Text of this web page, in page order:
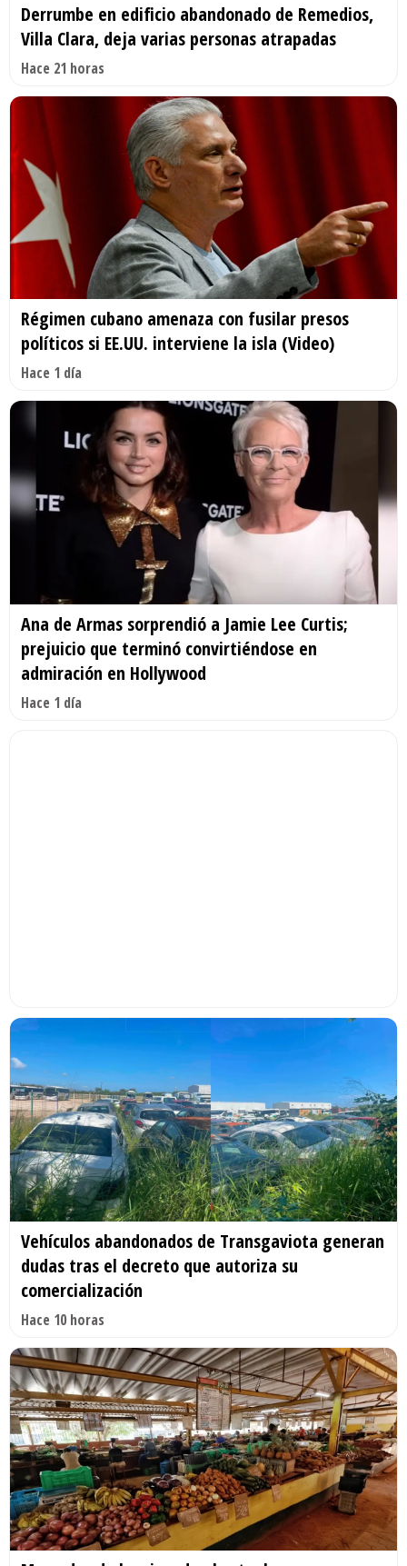
Derrumbe en edificio abandonado de Remedios,
Villa Clara, deja varias personas atrapadas
Hace 21 horas
Régimen cubano amenaza con fusilar presos
políticos si EE.UU. interviene la isla (Video)
Hace 1 día
Ana de Armas sorprendió a Jamie Lee Curtis;
prejuicio que terminó convirtiéndose en
admiración en Hollywood
Hace 1 día
Vehículos abandonados de Transgaviota generan
dudas tras el decreto que autoriza su
comercialización
Hace 10 horas